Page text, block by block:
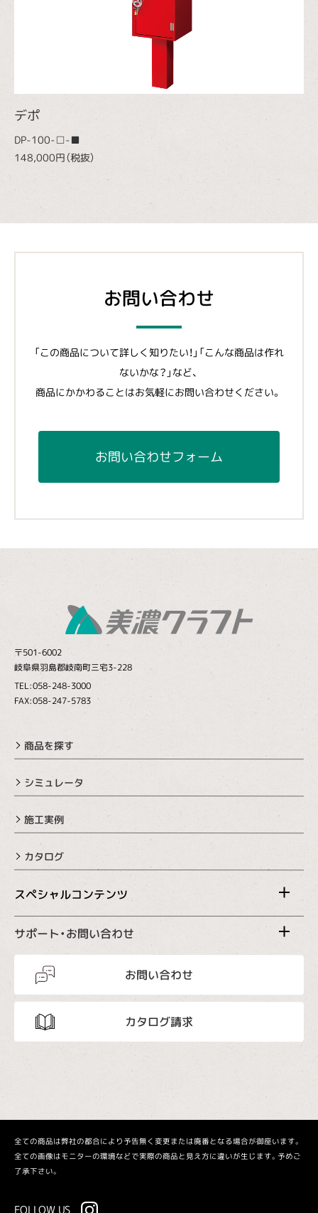
デポ
DP-100-□-■
148,000円（税抜）
お問い合わせ
「この商品について詳しく知りたい！」「こんな商品は作れ
ないかな？」など、
商品にかかわることはお気軽にお問い合わせください。
お問い合わせフォーム
〒501-6002
岐阜県羽島郡岐南町三宅3-228
TEL:058-248-3000
FAX:058-247-5783
商品を探す
シミュレータ
施工実例
カタログ
スペシャルコンテンツ
サポート・お問い合わせ
お問い合わせ
カタログ請求
全ての商品は弊社の都合により予告無く変更または廃番となる場合が御座います。
全ての画像はモニターの環境などで実際の商品と見え方に違いが生じます。予めご
了承下さい。
FOLLOW US